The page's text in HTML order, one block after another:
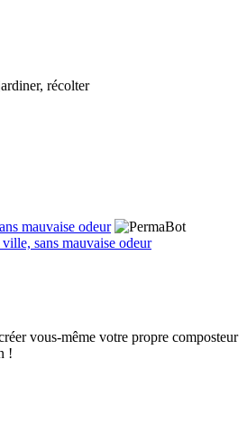
récolter
sans mauvaise odeur
vous-même votre propre composteur
!